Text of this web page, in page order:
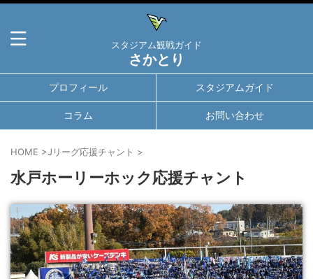
スタジアム観戦ガイド
さかとり
プロフィール スタジアムガイド
コラム お問い合わせ
HOME >Jリーグ応援チャント >
水戸ホーリーホック応援チャント